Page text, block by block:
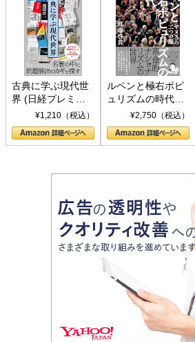
古典に学ぶ現代世
界 (日経プレミア
シリーズ)¥1,210（税込）
ルペンと極右ポピ
ュリズムの時代：
〈ヤヌス〉の二つ
の顔
¥2,750（税込）